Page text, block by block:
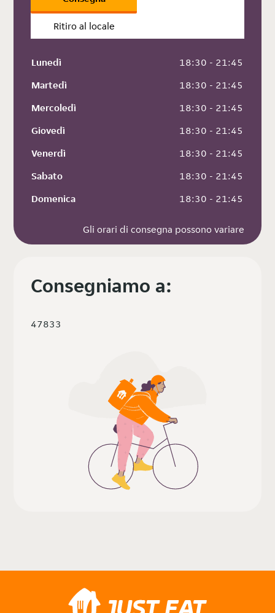
Ritiro al locale
Lunedì
18:30 - 21:45
Martedì
18:30 - 21:45
Mercoledì
18:30 - 21:45
Giovedì
18:30 - 21:45
Venerdì
18:30 - 21:45
Sabato
18:30 - 21:45
Domenica
18:30 - 21:45
Gli orari di consegna possono variare
Consegniamo a:
47833